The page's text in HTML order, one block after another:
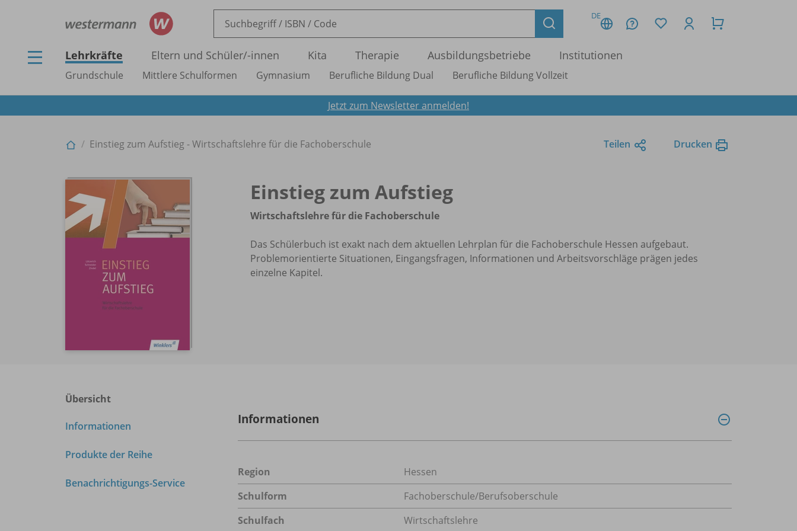
DE
Lehrkräfte Eltern und Schüler/-innen Kita Therapie Ausbildungsbetriebe Institutionen
Grundschule Mittlere Schulformen Gymnasium Berufliche Bildung Dual Berufliche Bildung Vollzeit
Jetzt zum Newsletter anmelden!
Einstieg zum Aufstieg - Wirtschaftslehre für die Fachoberschule Teilen Drucken
Einstieg zum Aufstieg
Wirtschaftslehre für die Fachoberschule
Das Schülerbuch ist exakt nach dem aktuellen Lehrplan für die Fachoberschule Hessen aufgebaut.
Problemorientierte Situationen, Eingangsfragen, Informationen und Arbeitsvorschläge prägen jedes
einzelne Kapitel.
Übersicht
Informationen
Produkte der Reihe
Benachrichtigungs-Service
Informationen
Region
Hessen
Schulform
Fachoberschule/Berufsoberschule
Schulfach
Wirtschaftslehre